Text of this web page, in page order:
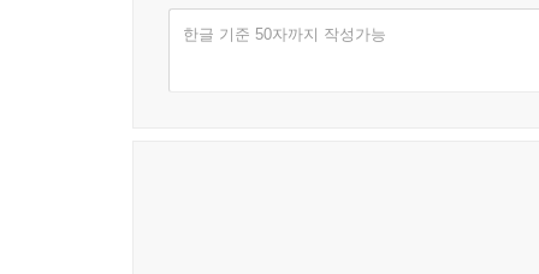
한글 기준 50자까지 작성가능